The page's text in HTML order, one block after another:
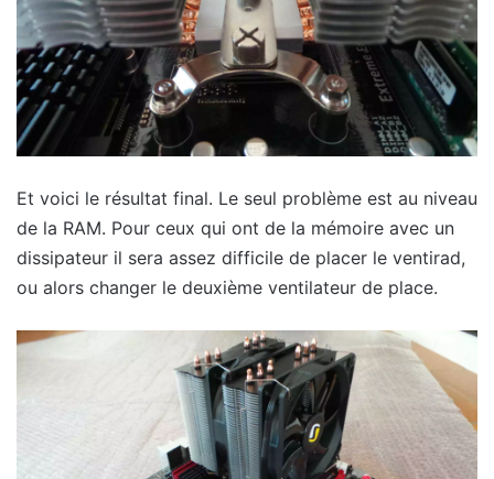
Et voici le résultat final. Le seul problème est au niveau
de la RAM. Pour ceux qui ont de la mémoire avec un
dissipateur il sera assez difficile de placer le ventirad,
ou alors changer le deuxième ventilateur de place.